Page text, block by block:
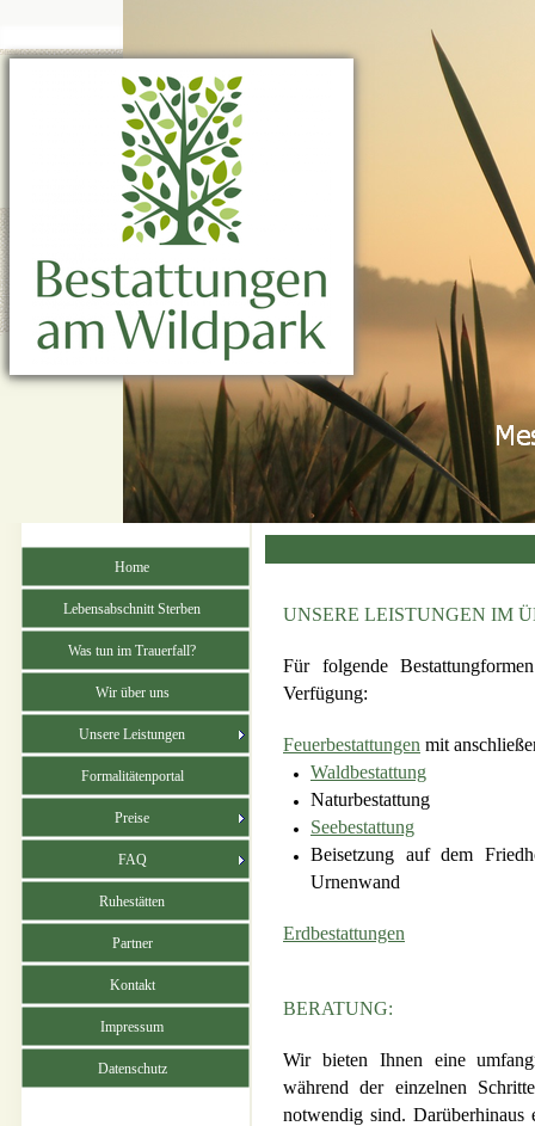
Home
Lebensabschnitt Sterben
Was tun im Trauerfall?
Wir über uns
Unsere Leistungen
Formalitätenportal
Preise
FAQ
Ruhestätten
Partner
Kontakt
Impressum
Datenschutz
UNSERE LEISTUNGEN IM
Für folgende
Verfügung:
Feuerbestattungen mit
Waldbestattung
Naturbestattung
Seebestattung
Beisetzung auf dem
Urnenwand
Erdbestattungen
BERATUNG:
Wir bieten Ihnen eine
während der einzelnen
notwendig sind.